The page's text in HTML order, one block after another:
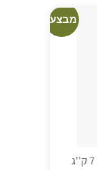
מבצע!